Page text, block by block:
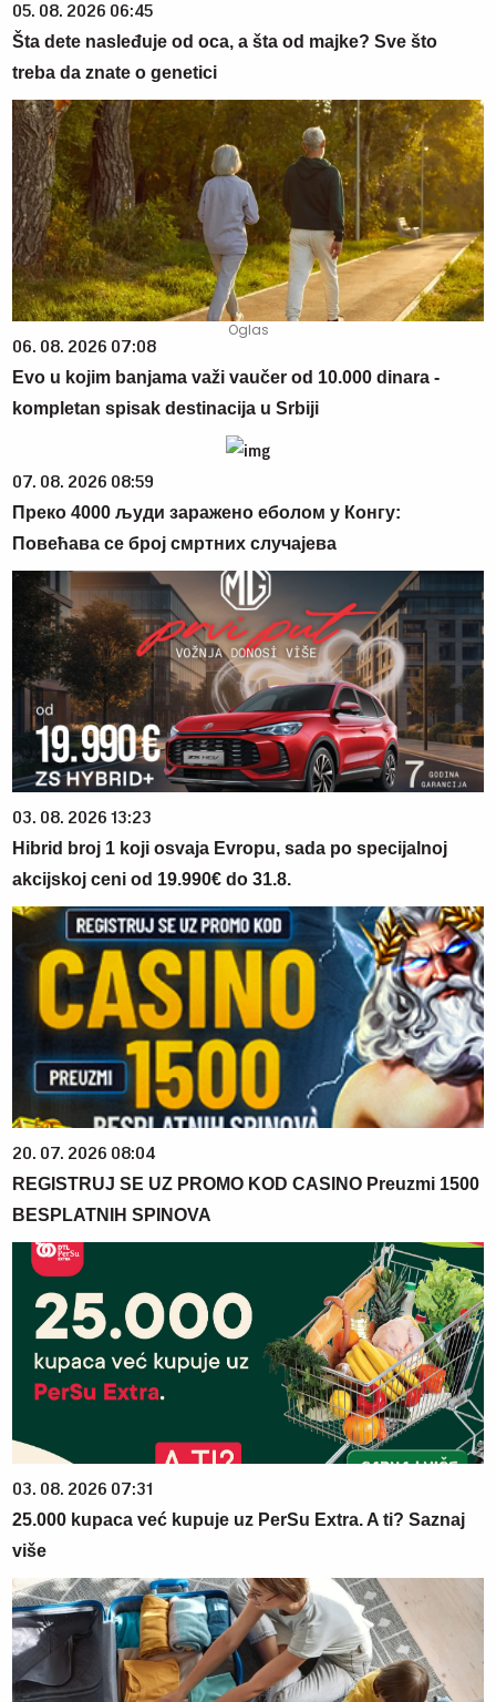
05. 08. 2026 06:45
Šta dete nasleđuje od oca, a šta od majke? Sve što
treba da znate o genetici
06. 08. 2026 07:08
Evo u kojim banjama važi vaučer od 10.000 dinara -
kompletan spisak destinacija u Srbiji
07. 08. 2026 08:59
Преко 4000 људи заражено еболом у Конгу:
Повећава се број смртних случајева
03. 08. 2026 13:23
Hibrid broj 1 koji osvaja Evropu, sada po specijalnoj
akcijskoj ceni od 19.990€ do 31.8.
20. 07. 2026 08:04
REGISTRUJ SE UZ PROMO KOD CASINO Preuzmi 1500
BESPLATNIH SPINOVA
03. 08. 2026 07:31
25.000 kupaca već kupuje uz PerSu Extra. A ti? Saznaj
više